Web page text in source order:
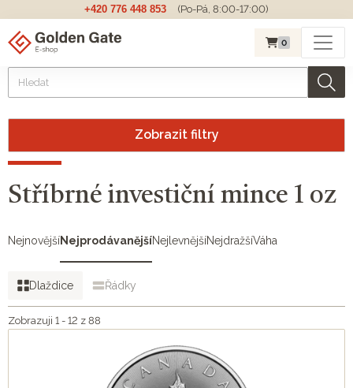
+420 776 448 853 (Po-Pá, 8:00-17:00)
0
Zobrazit filtry
Stříbrné investiční mince 1 oz
NejnovějšíNejprodávanějšíNejlevnějšíNejdražšíVáha
Dlaždice Řádky
Zobrazuji 1 - 12 z 88